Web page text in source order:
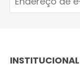
INSTITUCIONAL